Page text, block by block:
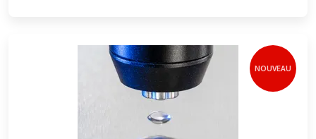
NOUVEAU